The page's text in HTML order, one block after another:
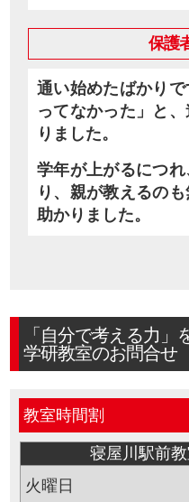
保護
通い始めたばかり
ってなかった」と
りました。
学年が上がるにつ
り、親が教えるの
助かりました。
「自分で考える力」
学研教室のお問合せ
教室時間割
寝屋川駅前
火曜日